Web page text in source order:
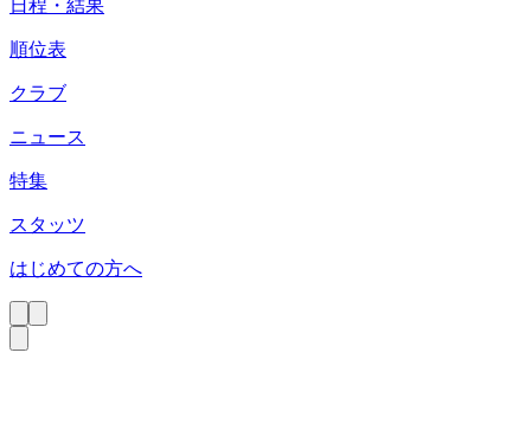
日程・結果
順位表
クラブ
ニュース
特集
スタッツ
はじめての方へ